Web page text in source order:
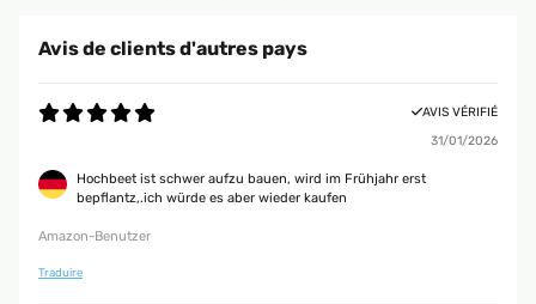
Avis de clients d'autres pays
AVIS VÉRIFIÉ
31/01/2026
Hochbeet ist schwer aufzu bauen, wird im Frühjahr erst
bepflantz,.ich würde es aber wieder kaufen
Amazon-Benutzer
Traduire